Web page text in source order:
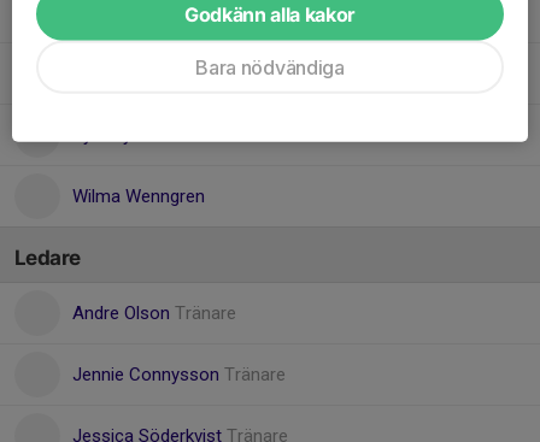
Märta Connysson
Wilma Wenngren
Ledare
Andre Olson Tränare
Jennie Connysson Tränare
Jessica Söderkvist Tränare
Godkänn alla kakor
Bara nödvändiga